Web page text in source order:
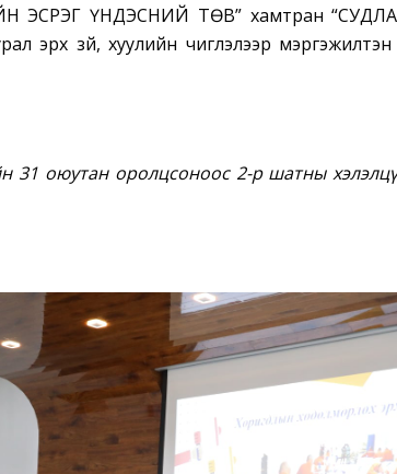
ЭСРЭГ ҮНДЭСНИЙ ТӨВ” хамтран
эрх зүй, хуулийн чиглэлээр мэргэжилтэн
31 оюутан оролцсоноос 2-р шатны